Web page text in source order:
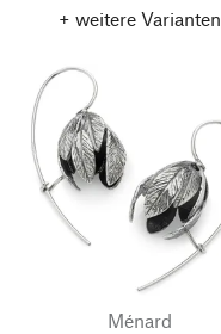
+ weitere Varianten
Ménard